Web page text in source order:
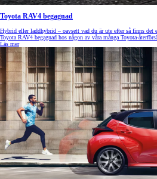
Toyota RAV4 begagnad
Hybrid eller laddhybrid – oavsett vad du är ute efter så finns det
Toyota RAV4 begagnad hos någon av våra många Toyota-
Läs mer